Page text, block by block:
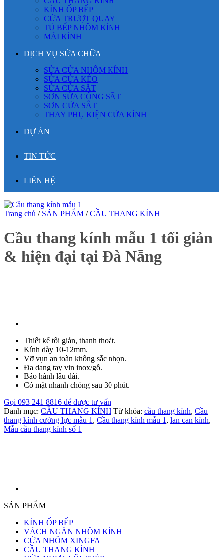
KÍNH ỐP BẾP
CỬA TRƯỢT QUAY
TỦ BẾP NHÔM KÍNH
MÁI KÍNH
DỊCH VỤ SỬA CHỮA
SỬA CỬA NHÔM KÍNH
SỬA CỬA KÉO
SỬA CỬA SẮT
SƠN SỬA CỔNG SẮT
SƠN CỬA SẮT
THAY PHỤ KIỆN CỬA KÍNH
DỰ ÁN
TIN TỨC
LIÊN HỆ
Trang chủ / SẢN PHẨM / CẦU THANG KÍNH
Cầu thang kính mẫu 1 tối giản
& hiện đại tại Đà Nẵng
Thiết kế tối giản, thanh thoát.
Kính dày 10-12mm.
Vỡ vụn an toàn không sắc nhọn.
Đa dạng tay vịn inox/gỗ.
Bảo hành lâu dài.
Có mặt nhanh chóng sau 30 phút.
Gọi 093 241 8816 để được tư vấn
Danh mục: CẦU THANG KÍNH Từ khóa: cầu thang kính, Cầu
thang kính cường lực mẫu 1 , Cầu thang kính mẫu 1 , lan can kính,
Mẫu cầu thang kính số 1
SẢN PHẨM
KÍNH ỐP BẾP
VÁCH NGĂN NHÔM KÍNH
CỬA NHÔM XINGFA
CẦU THANG KÍNH